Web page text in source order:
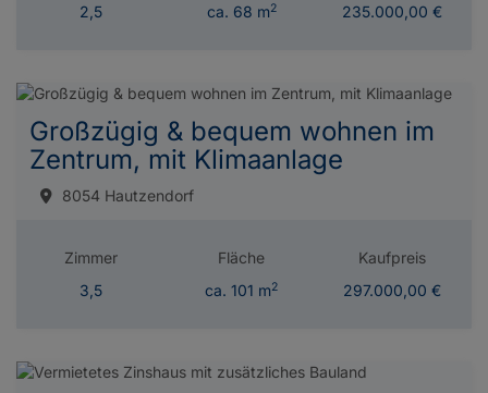
2,5
ca. 68 m2
235.000,00 €
Großzügig & bequem wohnen im
Zentrum, mit Klimaanlage
8054 Hautzendorf
Zimmer
3,5
Fläche
ca. 101 m2
Kaufpreis
297.000,00 €